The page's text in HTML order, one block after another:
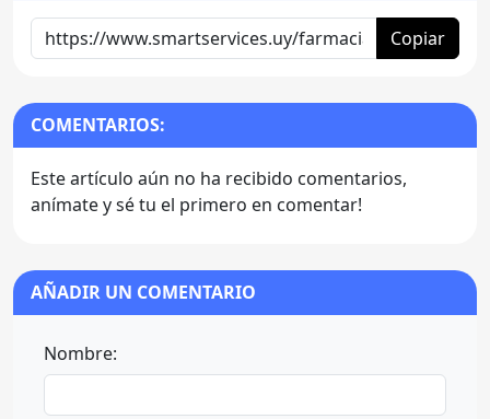
Copiar
COMENTARIOS:
Este artículo aún no ha recibido comentarios,
anímate y sé tu el primero en comentar!
AÑADIR UN COMENTARIO
Nombre: